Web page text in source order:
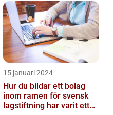
15 januari 2024
Hur du bildar ett bolag
inom ramen för svensk
lagstiftning har varit ett